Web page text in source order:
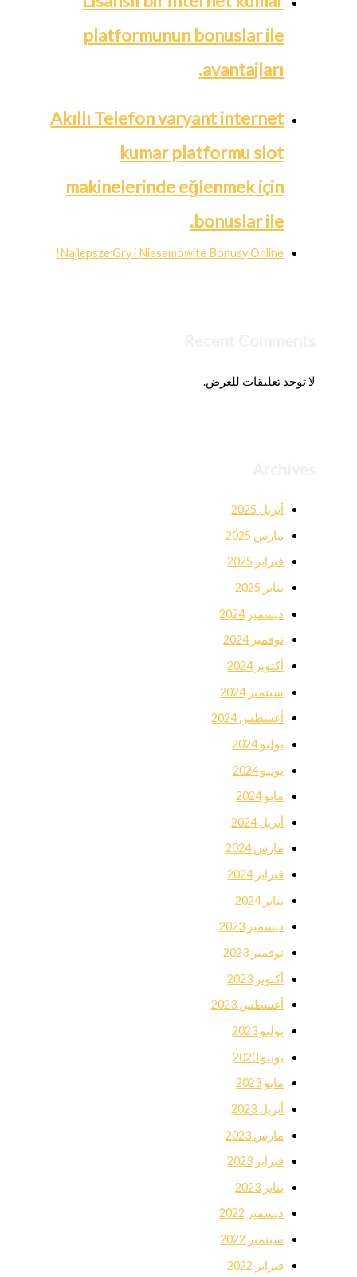
platformunun bonuslar ile
avantajları.
Akıllı Telefon varyant internet
kumar platformu slot
makinelerinde eğlenmek için
bonuslar ile.
Najlepsze Gry i Niesamowite Bonusy Online!
لا توجد تعليقات للعرض.
أبريل 2025
مارس 2025
فبراير 2025
يناير 2025
ديسمبر 2024
نوفمبر 2024
أكتوبر 2024
سبتمبر 2024
أغسطس 2024
يوليو 2024
يونيو 2024
مايو 2024
أبريل 2024
مارس 2024
فبراير 2024
يناير 2024
ديسمبر 2023
نوفمبر 2023
أكتوبر 2023
أغسطس 2023
يوليو 2023
يونيو 2023
مايو 2023
أبريل 2023
مارس 2023
فبراير 2023
يناير 2023
ديسمبر 2022
سبتمبر 2022
فبراير 2022